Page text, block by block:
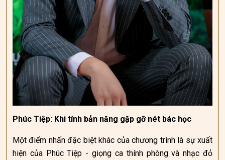
Phúc Tiệp: Khi tính bản năng gặp gỡ nét bác học
Một điểm nhấn đặc biệt khác của chương trình là sự xuất
hiện của Phúc Tiệp - giọng ca thính phòng và nhạc đỏ